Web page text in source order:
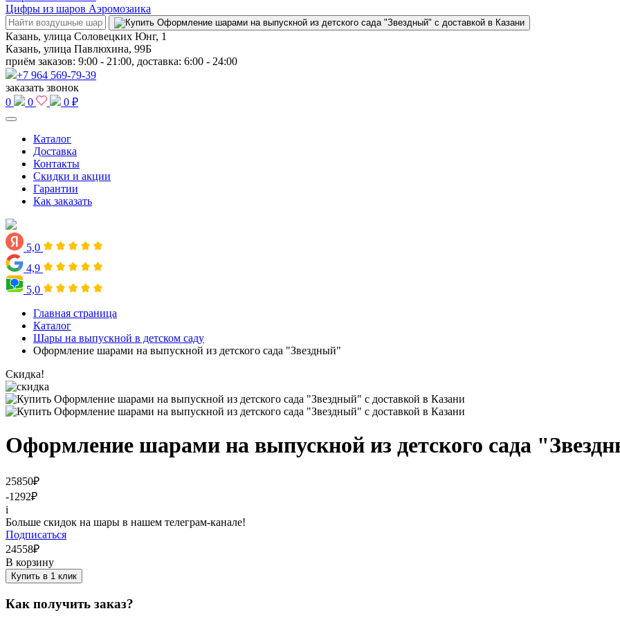
Цифры из шаров Аэромозаика
Казань, улица Соловецких Юнг, 1
Казань, улица Павлюхина, 99Б
приём заказов: 9:00 - 21:00, доставка: 6:00 - 24:00
+7 964 569-79-39
заказать звонок
0
0 0 ₽
Каталог
Доставка
Контакты
Скидки и акции
Гарантии
Как заказать
5,0
4,9
5,0
Главная страница
Каталог
Шары на выпускной в детском саду
Оформление шарами на выпускной из детского сада "Звездный"
Скидка!
Оформление шарами на выпускной из детского сада
25850₽
-1292₽
i
Больше скидок на шары в нашем телеграм-канале!
Подписаться
24558₽
В корзину
Купить в 1 клик
Как получить заказ?